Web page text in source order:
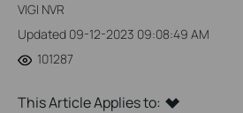
VIGI NVR
Updated 09-12-2023 09:08:49 AM
101287
This Article Applies to: